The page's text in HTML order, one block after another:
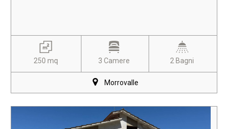
250 mq 3 Camere 2 Bagni
Morrovalle